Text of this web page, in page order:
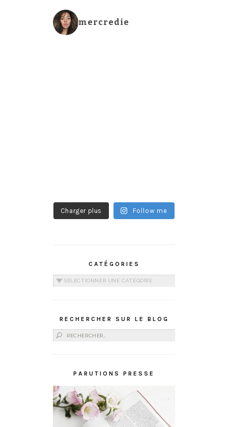
mercredie
Charger plus Follow me
CATÉGORIES
Catégories
RECHERCHER SUR LE BLOG
Rechercher :
PARUTIONS PRESSE